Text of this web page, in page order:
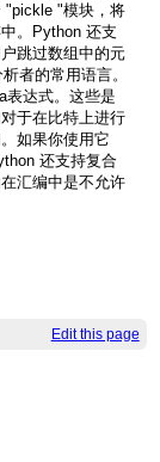
"pickle "模块，将
。Python 还支
跳过数组中的元
者的常用语言。
表达式。这些是
于在比特上进行
如果你使用它
还支持复合
汇编中是不允许
Edit this page